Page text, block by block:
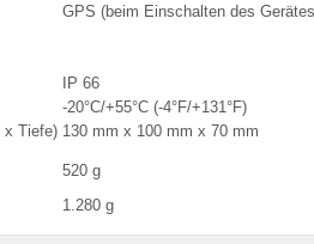
GPS (beim Einschalten des
IP 66
-20°C/+55°C (-4°F/+131°F)
x Tiefe) 130 mm x 100 mm x 70 mm
520 g
1.280 g